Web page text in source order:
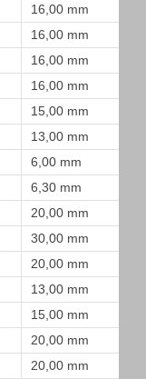
16,00 mm
16,00 mm
16,00 mm
16,00 mm
15,00 mm
13,00 mm
6,00 mm
6,30 mm
20,00 mm
30,00 mm
20,00 mm
13,00 mm
15,00 mm
20,00 mm
20,00 mm